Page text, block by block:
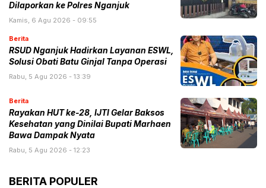
Dilaporkan ke Polres Nganjuk
Kamis, 6 Agu 2026 - 09:55
Berita
RSUD Nganjuk Hadirkan Layanan ESWL,
Solusi Obati Batu Ginjal Tanpa Operasi
Rabu, 5 Agu 2026 - 13:39
Berita
Rayakan HUT ke-28, IJTI Gelar Baksos
Kesehatan yang Dinilai Bupati Marhaen
Bawa Dampak Nyata
Rabu, 5 Agu 2026 - 12:23
BERITA POPULER